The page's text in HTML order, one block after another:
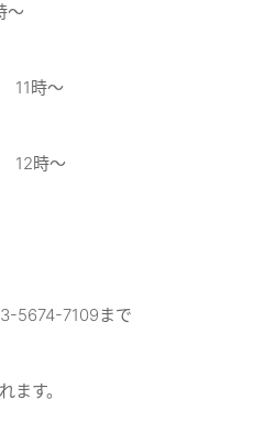
～
～
～
5674-7109まで
ます。